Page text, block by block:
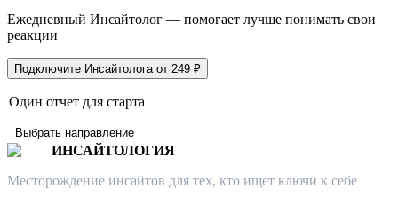
Ежедневный Инсайтолог — помогает лучше понимать свои
реакции
Подключите Инсайтолога от 249 ₽
Один отчет для старта
Выбрать направление
ИНСАЙТОЛОГИЯ
Месторождение инсайтов для тех, кто ищет ключи к себе